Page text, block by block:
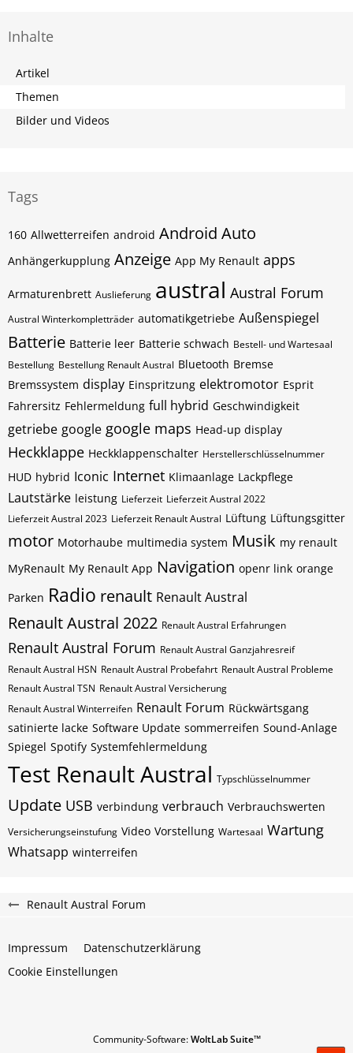
Inhalte
Artikel
Themen
Bilder und Videos
Tags
160 Allwetterreifen android Android Auto
Anhängerkupplung Anzeige App My Renault apps
Armaturenbrett Auslieferung austral Austral Forum
Austral Winterkompletträder automatikgetriebe Außenspiegel
Batterie Batterie leer Batterie schwach Bestell- und Wartesaal
Bestellung Bestellung Renault Austral Bluetooth Bremse
Bremssystem display Einspritzung elektromotor Esprit
Fahrersitz Fehlermeldung full hybrid Geschwindigkeit
getriebe google google maps Head-up display
Heckklappe Heckklappenschalter Herstellerschlüsselnummer
HUD hybrid Iconic Internet Klimaanlage Lackpflege
Lautstärke leistung Lieferzeit Lieferzeit Austral 2022
Lieferzeit Austral 2023 Lieferzeit Renault Austral Lüftung Lüftungsgitter
motor Motorhaube multimedia system Musik my renault
MyRenault My Renault App Navigation openr link orange
Parken Radio renault Renault Austral
Renault Austral 2022 Renault Austral Erfahrungen
Renault Austral Forum Renault Austral Ganzjahresreif
Renault Austral HSN Renault Austral Probefahrt Renault Austral Probleme
Renault Austral TSN Renault Austral Versicherung
Renault Austral Winterreifen Renault Forum Rückwärtsgang
satinierte lacke Software Update sommerreifen Sound-Anlage
Spiegel Spotify Systemfehlermeldung
Test Renault Austral Typschlüsselnummer
Update USB verbindung verbrauch Verbrauchswerten
Versicherungseinstufung Video Vorstellung Wartesaal Wartung
Whatsapp winterreifen
Renault Austral Forum
Impressum
Datenschutzerklärung
Cookie Einstellungen
Community-Software:WoltLab Suite™